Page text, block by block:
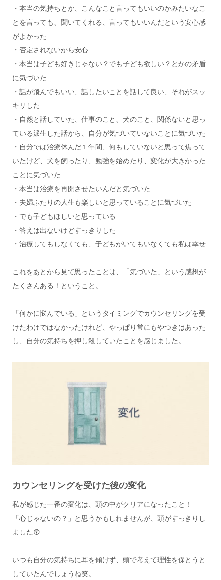
・本当の気持ちとか、こんなこと言ってもいいのかみたいなこ
とを言っても、聞いてくれる、言ってもいいんだという安心感
がよかった
・否定されないから安心
・本当は子ども好きじゃない？でも子ども欲しい？とかの矛盾
に気づいた
・話が飛んでもいい、話したいことを話して良い、それがスッ
キリした
・自然と話していた、仕事のこと、犬のこと、関係ないと思っ
ている派生した話から、自分が気づいていないことに気づいた
・自分では治療休んだ１年間、何もしていないと思って焦って
いたけど、犬を飼ったり、勉強を始めたり、変化が大きかった
ことに気づいた
・本当は治療を再開させたいんだと気づいた
・夫婦ふたりの人生も楽しいと思っていることに気づいた
・でも子どもほしいと思っている
・答えは出ないけどすっきりした
・治療してもしなくても、子どもがいてもいなくても私は幸せ
これをあとから見て思ったことは、「気づいた」という感想が
たくさんある！ということ。
「何かに悩んでいる」というタイミングでカウンセリングを受
けたわけではなかったけれど、やっぱり常にもやつきはあった
し、自分の気持ちを押し殺していたことを感じました。
カウンセリングを受けた後の変化
私が感じた一番の変化は、頭の中がクリアになったこと！
「心じゃないの？」と思うかもしれませんが、頭がすっきりし
ました😲
いつも自分の気持ちに耳を傾けず、頭で考えて理性を保とうと
していたんでしょうね笑。